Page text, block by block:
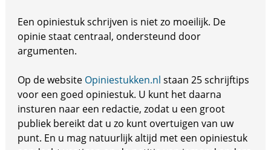
Een opiniestuk schrijven is niet zo moeilijk. De
opinie staat centraal, ondersteund door
argumenten.
Op de website Opiniestukken.nl staan 25 schrijftips
voor een goed opiniestuk. U kunt het daarna
insturen naar een redactie, zodat u een groot
publiek bereikt dat u zo kunt overtuigen van uw
punt. En u mag natuurlijk altijd met een opiniestuk